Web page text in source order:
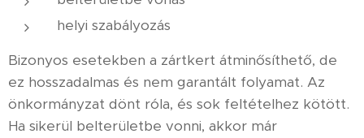
helyi szabályozás
Bizonyos esetekben a zártkert átminősíthető, de
ez hosszadalmas és nem garantált folyamat. Az
önkormányzat dönt róla, és sok feltételhez kötött.
Ha sikerül belterületbe vonni, akkor már